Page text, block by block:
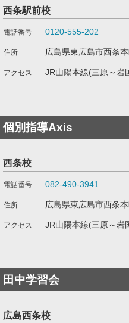
西条駅前校
0120-555-202
広島県東広島市西条
JR山陽本線(三原～岩
個別指導Axis
西条校
082‐490-3941
広島県東広島市西条
JR山陽本線(三原～岩
田中学習会
広島西条校